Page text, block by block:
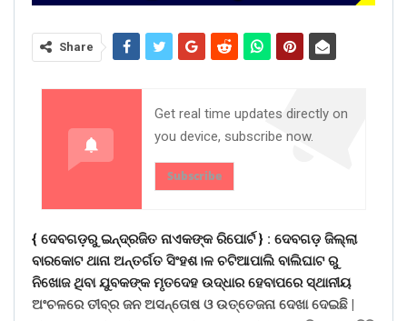
Share
Get real time updates directly on
you device, subscribe now.
Subscribe
{ ଦେବଗଡ଼ରୁ ଇନ୍ଦ୍ରଜିତ ନାଏକଙ୍କ ରିପୋର୍ଟ } : ଦେବଗଡ଼ ଜିଲ୍ଲା
ବାରକୋଟ ଥାନା ଅନ୍ତର୍ଗତ ସିଂହଶ।ଳ ଚଟିଆପାଲି ବାଲିଘାଟ ରୁ
ନିଖୋଜ ଥିବା ଯୁବକଙ୍କ ମୃତଦେହ ଉଦ୍ଧାର ହେବାପରେ ସ୍ଥାନୀୟ
ଅଂଚଳରେ ତୀବ୍ର ଜନ ଅସନ୍ତୋଷ ଓ ଉତ୍ତେଜନା ଦେଖା ଦେଇଛି |